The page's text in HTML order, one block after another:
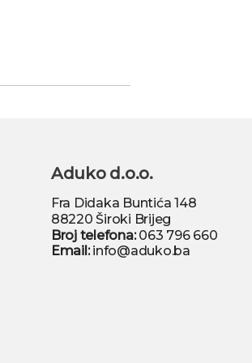
Aduko d.o.o.
Fra Didaka Buntića 148
88220 Široki Brijeg
Broj telefona:063 796 660
Email:info@aduko.ba